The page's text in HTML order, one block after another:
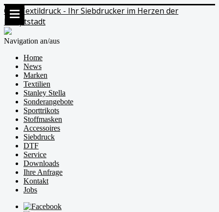
Ods Textildruck - Ihr Siebdrucker im Herzen der
Hauptstadt
Navigation an/aus
Home
News
Marken
Textilien
Stanley Stella
Sonderangebote
Sporttrikots
Stoffmasken
Accessoires
Siebdruck
DTF
Service
Downloads
Ihre Anfrage
Kontakt
Jobs